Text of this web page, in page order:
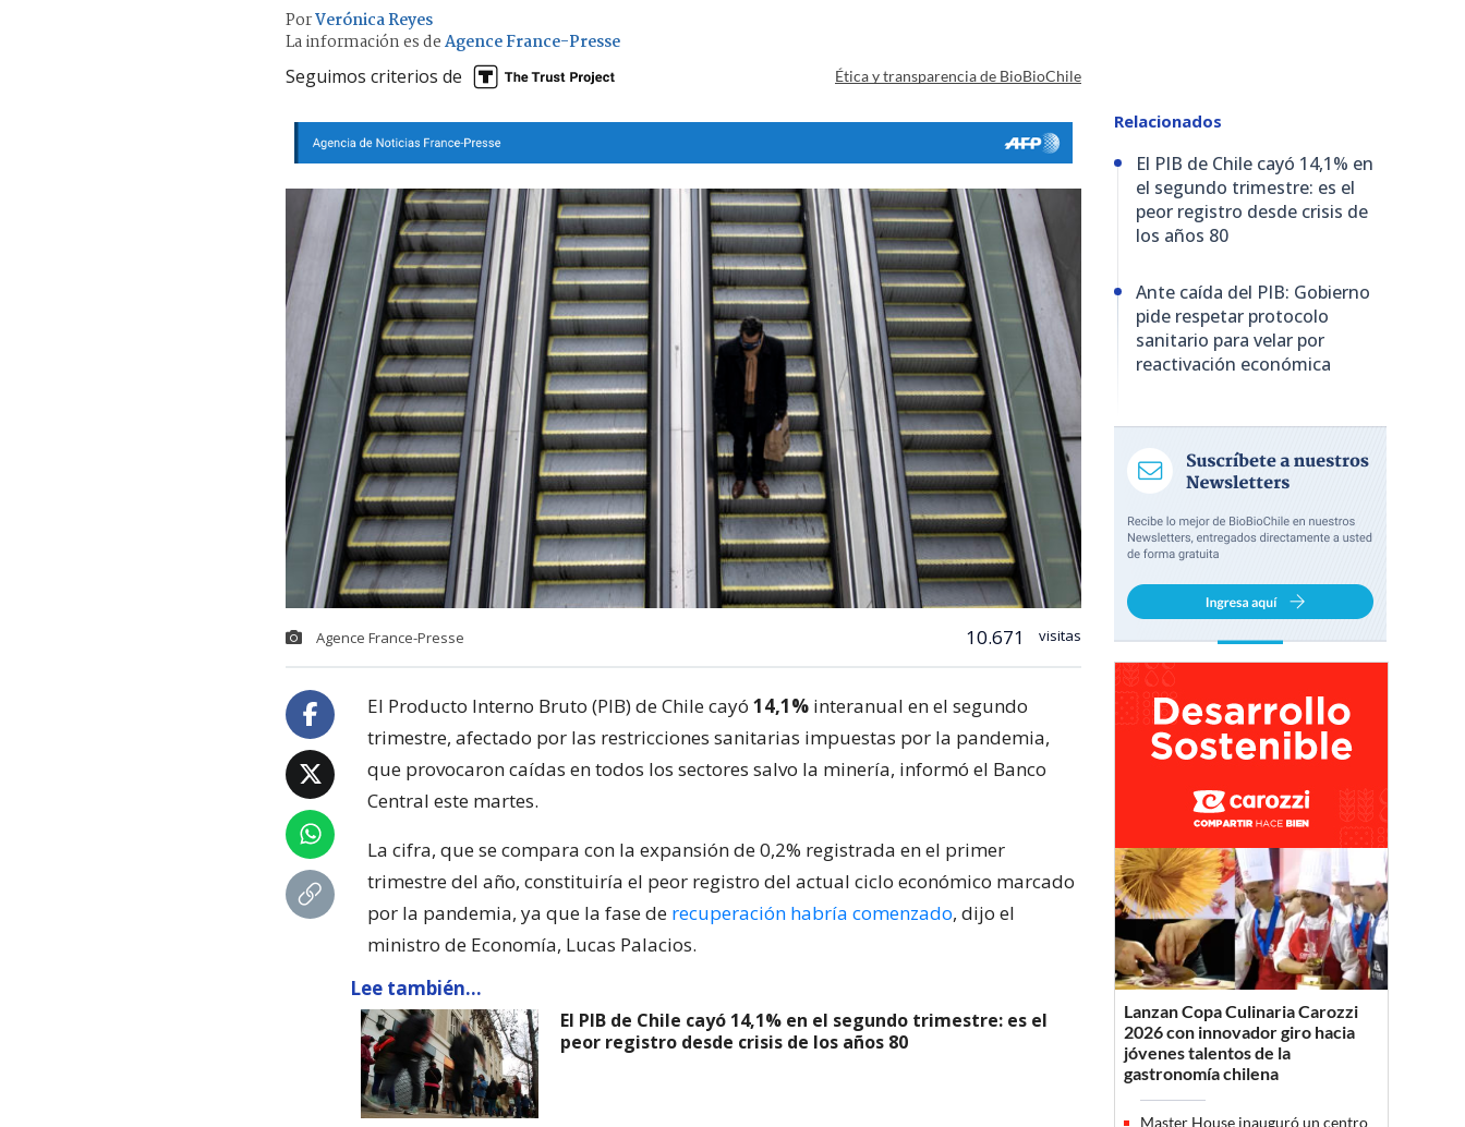
PorVerónica Reyes
La información es deAgence France-Presse
Seguimos criterios de Ética y transparencia de BioBioChile
Agence France-Presse 10.671 visitas
El Producto Interno Bruto (PIB) de Chile cayó 14,1% interanual en el segundo
trimestre, afectado por las restricciones sanitarias impuestas por la pandemia,
que provocaron caídas en todos los sectores salvo la minería, informó el Banco
Central este martes.
La cifra, que se compara con la expansión de 0,2% registrada en el primer
trimestre del año, constituiría el peor registro del actual ciclo económico marcado
por la pandemia, ya que la fase de recuperación habría comenzado, dijo el
ministro de Economía, Lucas Palacios.
Lee también...
El PIB de Chile cayó 14,1% en el segundo trimestre: es el
peor registro desde crisis de los años 80
Relacionados
El PIB de Chile cayó 14,1% en
el segundo trimestre: es el
peor registro desde crisis de
los años 80
Ante caída del PIB: Gobierno
pide respetar protocolo
sanitario para velar por
reactivación económica
Lanzan Copa Culinaria Carozzi
2026 con innovador giro hacia
jóvenes talentos de la
gastronomía chilena
Master House inauguró un centro